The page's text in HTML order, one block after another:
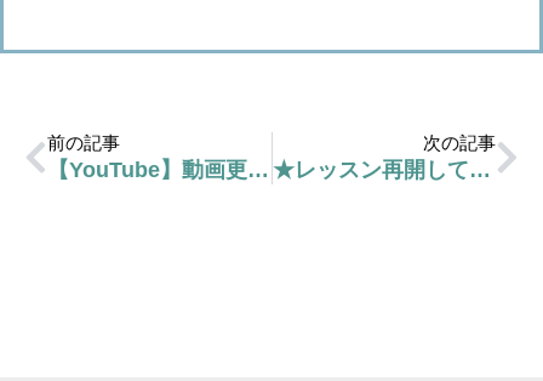
前の記事
【YouTube】動画更新しています！【こうたろう先生】
次の記事
★レッスン再開しています★